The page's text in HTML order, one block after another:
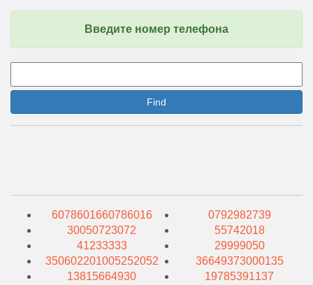
Введите номер телефона
Find
6078601660786016
30050723072
41233333
350602201005252052
13815664930
0792982739
55742018
29999050
36649373000135
19785391137